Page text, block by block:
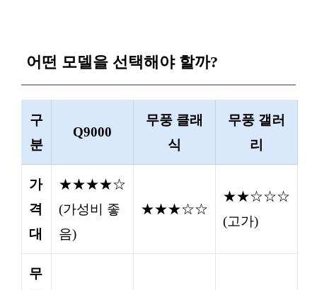
어떤 모델을 선택해야 할까?
구
분
Q9000
무풍 클래
식
무풍 갤러
리
가
격
대
★★★★☆
(가성비 좋
음)
★★★☆☆
★★☆☆☆
(고가)
무